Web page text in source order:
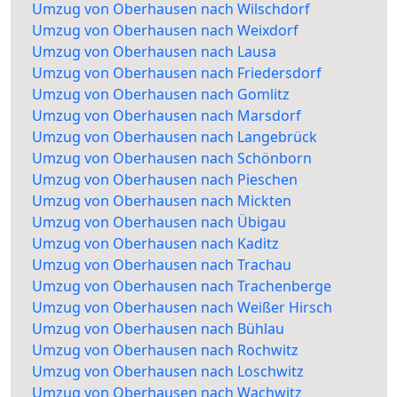
Umzug von Oberhausen nach Wilschdorf
Umzug von Oberhausen nach Weixdorf
Umzug von Oberhausen nach Lausa
Umzug von Oberhausen nach Friedersdorf
Umzug von Oberhausen nach Gomlitz
Umzug von Oberhausen nach Marsdorf
Umzug von Oberhausen nach Langebrück
Umzug von Oberhausen nach Schönborn
Umzug von Oberhausen nach Pieschen
Umzug von Oberhausen nach Mickten
Umzug von Oberhausen nach Übigau
Umzug von Oberhausen nach Kaditz
Umzug von Oberhausen nach Trachau
Umzug von Oberhausen nach Trachenberge
Umzug von Oberhausen nach Weißer Hirsch
Umzug von Oberhausen nach Bühlau
Umzug von Oberhausen nach Rochwitz
Umzug von Oberhausen nach Loschwitz
Umzug von Oberhausen nach Wachwitz